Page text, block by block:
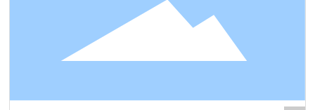
联系我们